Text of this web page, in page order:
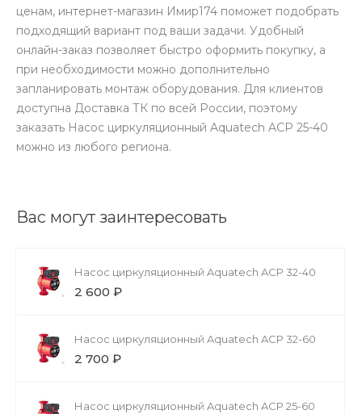
ценам, интернет-магазин Имир174 поможет подобрать
подходящий вариант под ваши задачи. Удобный
онлайн-заказ позволяет быстро оформить покупку, а
при необходимости можно дополнительно
запланировать монтаж оборудования. Для клиентов
доступна Доставка ТК по всей России, поэтому
заказать Насос циркуляционный Aquatech ACP 25-40
можно из любого региона.
Вас могут заинтересовать
Насос циркуляционный Aquatech ACP 32-40
2 600 ₽
Насос циркуляционный Aquatech ACP 32-60
2 700 ₽
Насос циркуляционный Aquatech ACP 25-60